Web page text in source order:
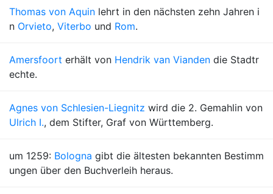
Thomas von Aquin lehrt in den nächsten zehn Jahren i
n Orvieto, Viterbo und Rom.
Amersfoort erhält von Hendrik van Vianden die Stadtr
echte.
Agnes von Schlesien-Liegnitz wird die 2. Gemahlin von
Ulrich I., dem Stifter, Graf von Württemberg.
um 1259: Bologna gibt die ältesten bekannten Bestimm
ungen über den Buchverleih heraus.